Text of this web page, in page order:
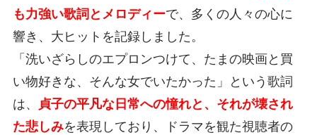
も力強い歌詞とメロディーで、多くの人々の心に
響き、大ヒットを記録しました。
「洗いざらしのエプロンつけて、たまの映画と買
い物好きな、そんな女でいたかった」という歌詞
は、
貞子の平凡な日常への憧れと、それが壊され
た悲しみを表現しており、ドラマを観た視聴者の